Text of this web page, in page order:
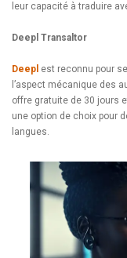
leur capacité à traduire
Deepl Transaltor
Deepl est reconnu pour
l’aspect mécanique des
offre gratuite de 30 jours
une option de choix pour
langues.